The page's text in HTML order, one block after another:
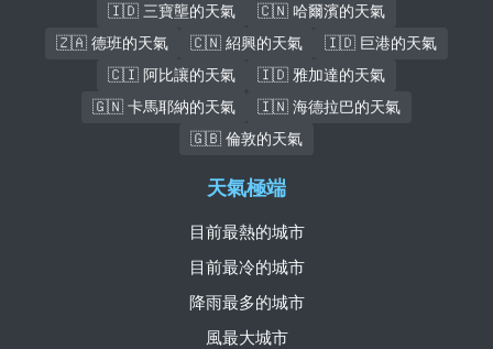
🇮🇩 三寶壟的天氣
🇨🇳 哈爾濱的天氣
🇿🇦 德班的天氣
🇨🇳 紹興的天氣
🇮🇩 巨港的天氣
🇨🇮 阿比讓的天氣
🇮🇩 雅加達的天氣
🇬🇳 卡馬耶納的天氣
🇮🇳 海德拉巴的天氣
🇬🇧 倫敦的天氣
天氣極端
目前最熱的城市
目前最冷的城市
降雨最多的城市
風最大城市